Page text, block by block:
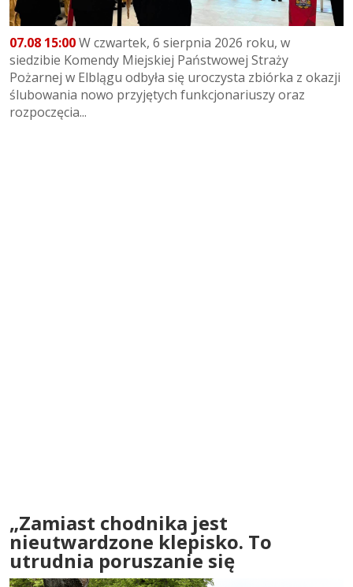
07.08 15:00W czwartek, 6 sierpnia 2026 roku, w
siedzibie Komendy Miejskiej Państwowej Straży
Pożarnej w Elblągu odbyła się uroczysta zbiórka z okazji
ślubowania nowo przyjętych funkcjonariuszy oraz
rozpoczęcia...
„Zamiast chodnika jest
nieutwardzone klepisko. To
utrudnia poruszanie się